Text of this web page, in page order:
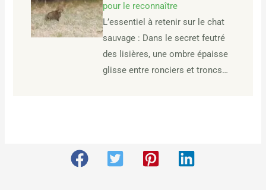
pour le reconnaître
L’essentiel à retenir sur le chat
sauvage : Dans le secret feutré
des lisières, une ombre épaisse
glisse entre ronciers et troncs…